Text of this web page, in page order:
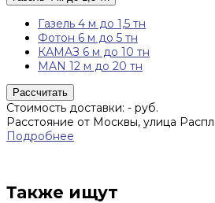
Газель 4 м до 1,5 тн
Фотон 6 м до 5 тн
КАМАЗ 6 м до 10 тн
MAN 12 м до 20 тн
Рассчитать
Стоимость доставки: - руб.
Расстояние от Москвы, улица
Подробнее
Также ищут